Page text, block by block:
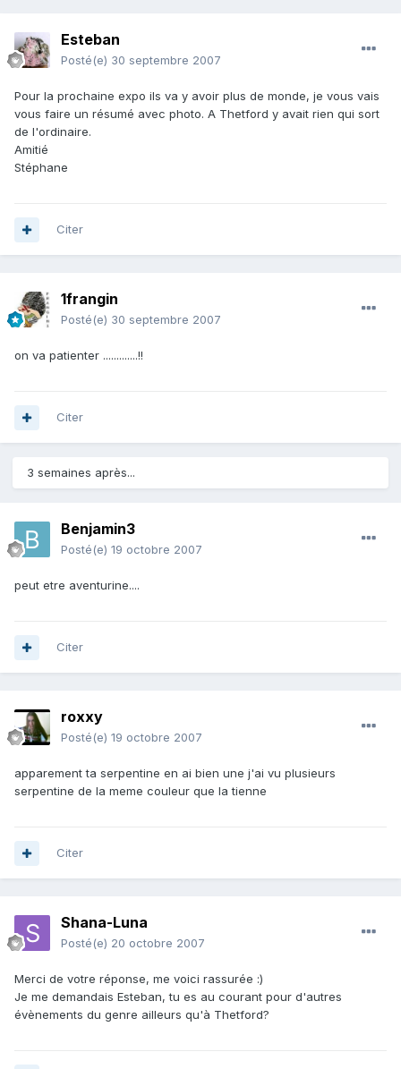
Esteban
Posté(e) 30 septembre 2007
Pour la prochaine expo ils va y avoir plus de monde, je vous vais
vous faire un résumé avec photo. A Thetford y avait rien qui sort
de l'ordinaire.
Amitié
Stéphane
Citer
1frangin
Posté(e) 30 septembre 2007
on va patienter .............!!
Citer
3 semaines après...
Benjamin3
Posté(e) 19 octobre 2007
peut etre aventurine....
Citer
roxxy
Posté(e) 19 octobre 2007
apparement ta serpentine en ai bien une j'ai vu plusieurs
serpentine de la meme couleur que la tienne
Citer
Shana-Luna
Posté(e) 20 octobre 2007
Merci de votre réponse, me voici rassurée :)
Je me demandais Esteban, tu es au courant pour d'autres
évènements du genre ailleurs qu'à Thetford?